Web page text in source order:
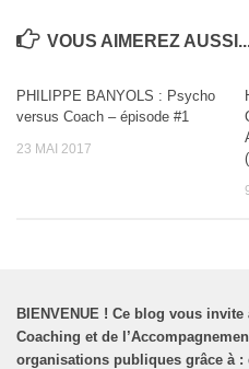
VOUS AIMEREZ
PHILIPPE BANYOLS : Psycho
versus Coach – épisode #1
23 MAI 2017
BIENVENUE ! Ce blog vous invite
Coaching et de
organisations publiques grâce à :